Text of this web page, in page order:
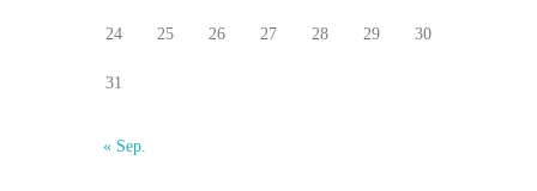
24 25 26 27 28 29 30
31
« Sep.